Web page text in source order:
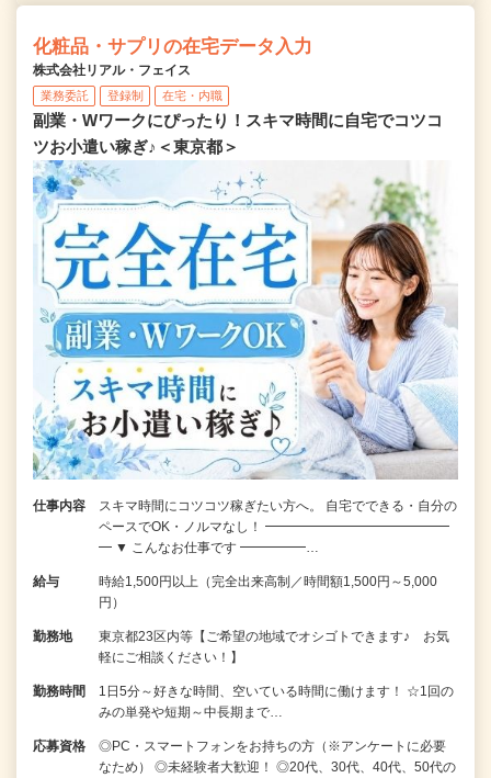
化粧品・サプリの在宅データ入力
株式会社リアル・フェイス
業務委託 登録制 在宅・内職
副業・Wワークにぴったり！スキマ時間に自宅でコツコ
ツお小遣い稼ぎ♪＜東京都＞
仕事内容
スキマ時間にコツコツ稼ぎたい方へ。 自宅でできる・自分の
ペースでOK・ノルマなし！ ━━━━━━━━━━━━━━
━ ▼ こんなお仕事です ━━━━━…
給与
時給1,500円以上（完全出来高制／時間額1,500円～5,000
円）
勤務地
東京都23区内等【ご希望の地域でオシゴトできます♪ お気
軽にご相談ください！】
勤務時間
1日5分～好きな時間、空いている時間に働けます！ ☆1回の
みの単発や短期～中長期まで…
応募資格
◎PC・スマートフォンをお持ちの方（※アンケートに必要
なため） ◎未経験者大歓迎！ ◎20代、30代、40代、50代の